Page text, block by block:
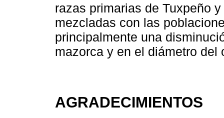
razas primarias de Tuxpeño
mezcladas con las
principalmente una
mazorca y en el diámetro del
AGRADECIMIENTOS